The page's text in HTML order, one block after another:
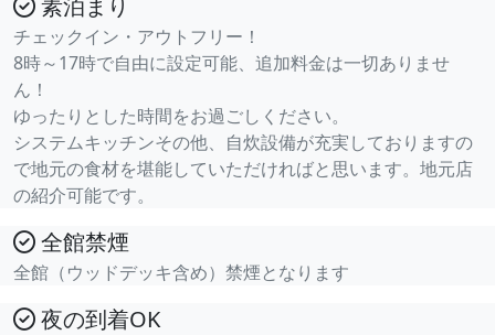
チェックイン・アウトフリー！
8時～17時で自由に設定可能、追加料金は一切ありませ
ん！
ゆったりとした時間をお過ごしください。
システムキッチンその他、自炊設備が充実しておりますの
で地元の食材を堪能していただければと思います。地元店
の紹介可能です。
全館禁煙
全館（ウッドデッキ含め）禁煙となります
夜の到着OK